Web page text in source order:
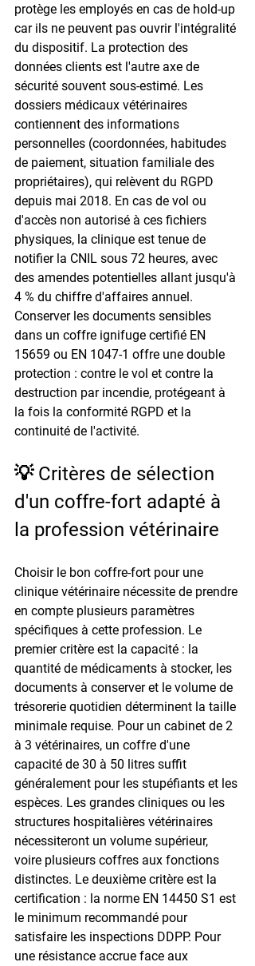
protège les employés en cas de hold-up
car ils ne peuvent pas ouvrir l'intégralité
du dispositif. La protection des
données clients est l'autre axe de
sécurité souvent sous-estimé. Les
dossiers médicaux vétérinaires
contiennent des informations
personnelles (coordonnées, habitudes
de paiement, situation familiale des
propriétaires), qui relèvent du RGPD
depuis mai 2018. En cas de vol ou
d'accès non autorisé à ces fichiers
physiques, la clinique est tenue de
notifier la CNIL sous 72 heures, avec
des amendes potentielles allant jusqu'à
4 % du chiffre d'affaires annuel.
Conserver les documents sensibles
dans un coffre ignifuge certifié EN
15659 ou EN 1047-1 offre une double
protection : contre le vol et contre la
destruction par incendie, protégeant à
la fois la conformité RGPD et la
continuité de l'activité.
💡 Critères de sélection
d'un coffre-fort adapté à
la profession vétérinaire
Choisir le bon coffre-fort pour une
clinique vétérinaire nécessite de prendre
en compte plusieurs paramètres
spécifiques à cette profession. Le
premier critère est la capacité : la
quantité de médicaments à stocker, les
documents à conserver et le volume de
trésorerie quotidien déterminent la taille
minimale requise. Pour un cabinet de 2
à 3 vétérinaires, un coffre d'une
capacité de 30 à 50 litres suffit
généralement pour les stupéfiants et les
espèces. Les grandes cliniques ou les
structures hospitalières vétérinaires
nécessiteront un volume supérieur,
voire plusieurs coffres aux fonctions
distinctes. Le deuxième critère est la
certification : la norme EN 14450 S1 est
le minimum recommandé pour
satisfaire les inspections DDPP. Pour
une résistance accrue face aux